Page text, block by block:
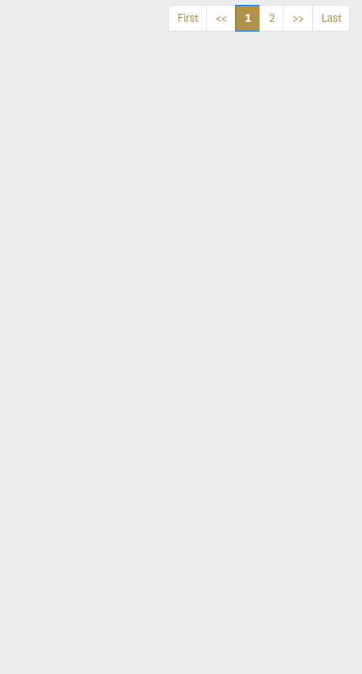
First << 1 2 >> Last